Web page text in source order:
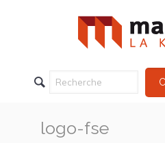
logo-fse